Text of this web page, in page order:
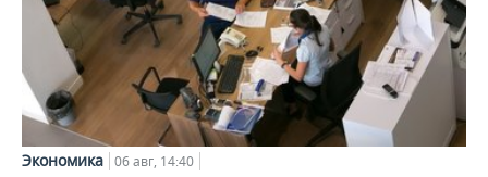
Экономика 06 авг, 14:40